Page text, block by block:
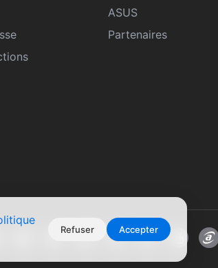
Refuser Accepter
ASUS
Partenaires